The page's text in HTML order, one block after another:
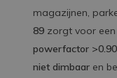
magazijnen,
89 zorgt voor
powerfactor >0.90
niet dimbaar en